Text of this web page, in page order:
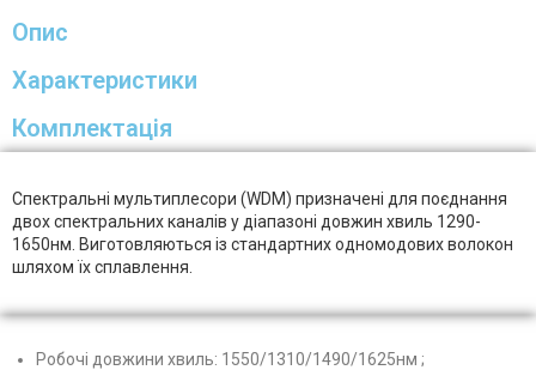
Опис
Характеристики
Комплектація
Спектральні мультиплесори (WDM) призначені для поєднання
двох спектральних каналів у діапазоні довжин хвиль 1290-
1650нм. Виготовляються із стандартних одномодових волокон
шляхом їх сплавлення.
Робочі довжини хвиль: 1550/1310/1490/1625нм ;